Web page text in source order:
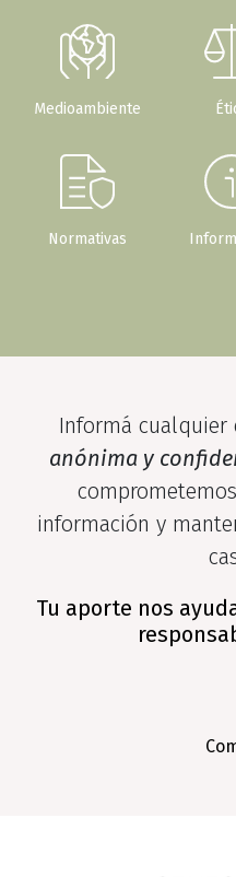
Medioambiente
Normativas
Informá cualquier
anónima y
información y
Tu aporte nos